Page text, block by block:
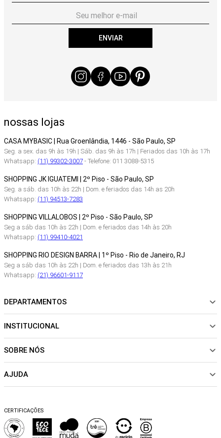
ENVIAR
nossas lojas
CASA MYBASIC | Rua Groenlândia, 1446 - São Paulo, SP
Seg. a sex. das 9h às 19h | Sáb. das 9h às 17h | Feriados das 10h às 17h
Whatsapp: (11) 99302-3007- Telefone: 011 3088-5315
SHOPPING JK IGUATEMI | 2º Piso - São Paulo, SP
Seg. a sáb. das 10h às 22h | Dom. e feriados das 14h as 20h
Whatsapp: (11) 94513-7283
SHOPPING VILLALOBOS | 2º Piso - São Paulo, SP
Seg a sáb das 10h às 22h | Dom. e feriados das 14h às 20h
Whatsapp: (11) 99410-4021
SHOPPING RIO DESIGN BARRA | 1º Piso - Rio de Janeiro, RJ
Seg a sáb das 10h às 22h | Dom. e feriados das 13h às 21h
Whatsapp: (21) 96601-9117
DEPARTAMENTOS
NOVIDADES
CALÇADOS
SALE
INSTITUCIONAL
Sobre Nós
Sustentabilidade
Trocas e Devoluções
Perguntas Frequentes
Blog
SOBRE NÓS
Política de pagamento
AJUDA
Dicas de cuidados
Falar no WhatsApp
CERTIFICAÇÕES